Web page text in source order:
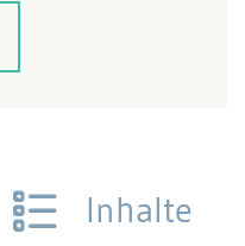
Inhalte